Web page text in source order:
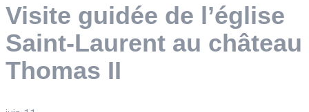
Visite guidée de l’église
Saint-Laurent au château
Thomas II